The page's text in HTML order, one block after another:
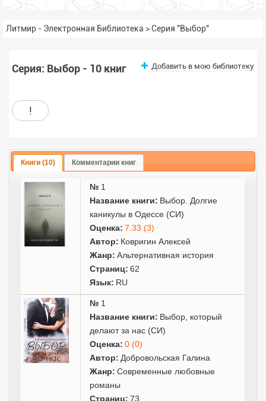
Литмир - Электронная Библиотека >Серия "Выбор"
Серия: Выбор - 10 книг Добавить в мою библиотеку
!
Книги (10) Комментарии книг
№ 1
Название книги: Выбор. Долгие
каникулы в Одессе (СИ)
Оценка: 7.33 (3)
Автор: Ковригин Алексей
Жанр: Альтернативная история
Страниц: 62
Язык: RU
№ 1
Название книги: Выбор, который
делают за нас (СИ)
Оценка: 0 (0)
Автор: Добровольская Галина
Жанр: Современные любовные
романы
Страниц: 73